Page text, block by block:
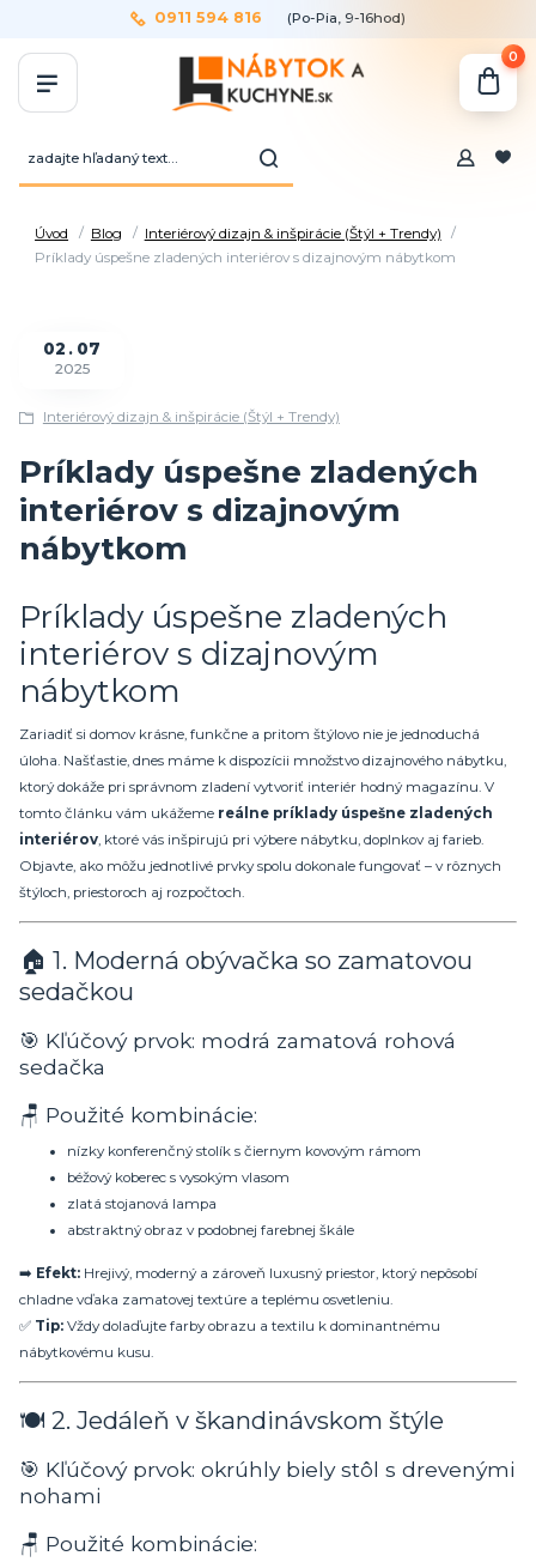
0911 594 816 (Po-Pia, 9-16hod)
0
Úvod Blog
Interiérový dizajn & inšpirácie (Štýl + Trendy)
Príklady úspešne zladených interiérov s dizajnovým nábytkom
02 07
2025
Interiérový dizajn & inšpirácie (Štýl + Trendy)
Príklady úspešne zladených
interiérov s dizajnovým
nábytkom
Príklady úspešne zladených
interiérov s dizajnovým
nábytkom
Zariadiť si domov krásne, funkčne a pritom štýlovo nie je jednoduchá
úloha. Našťastie, dnes máme k dispozícii množstvo dizajnového nábytku,
ktorý dokáže pri správnom zladení vytvoriť interiér hodný magazínu. V
tomto článku vám ukážeme reálne príklady úspešne zladených
interiérov, ktoré vás inšpirujú pri výbere nábytku, doplnkov aj farieb.
Objavte, ako môžu jednotlivé prvky spolu dokonale fungovať – v rôznych
štýloch, priestoroch aj rozpočtoch.
🏠 1. Moderná obývačka so zamatovou
sedačkou
🎯 Kľúčový prvok: modrá zamatová rohová
sedačka
🪑 Použité kombinácie:
nízky konferenčný stolík s čiernym kovovým rámom
béžový koberec s vysokým vlasom
zlatá stojanová lampa
abstraktný obraz v podobnej farebnej škále
➡️ Efekt: Hrejivý, moderný a zároveň luxusný priestor, ktorý nepôsobí
chladne vďaka zamatovej textúre a teplému osvetleniu.
✅ Tip: Vždy dolaďujte farby obrazu a textilu k dominantnému
nábytkovému kusu.
🍽️ 2. Jedáleň v škandinávskom štýle
🎯 Kľúčový prvok: okrúhly biely stôl s drevenými
nohami
🪑 Použité kombinácie: